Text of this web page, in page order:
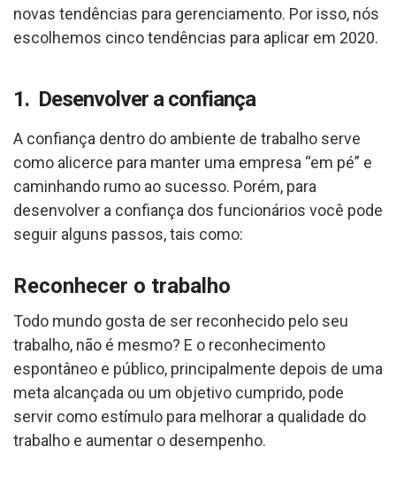
novas tendências para gerenciamento. Por isso, nós
escolhemos cinco tendências para aplicar em 2020.
1. Desenvolver a confiança
A confiança dentro do ambiente de trabalho serve
como alicerce para manter uma empresa “em pé” e
caminhando rumo ao sucesso. Porém, para
desenvolver a confiança dos funcionários você pode
seguir alguns passos, tais como:
Reconhecer o trabalho
Todo mundo gosta de ser reconhecido pelo seu
trabalho, não é mesmo? E o reconhecimento
espontâneo e público, principalmente depois de uma
meta alcançada ou um objetivo cumprido, pode
servir como estímulo para melhorar a qualidade do
trabalho e aumentar o desempenho.